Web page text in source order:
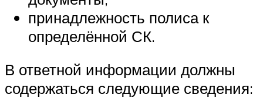
принадлежность полиса к
определённой СК.
В ответной информации должны
содержаться следующие сведения: